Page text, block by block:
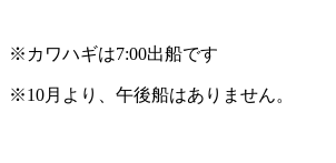
※カワハギは7:00出船です
※10月より、午後船はありません。